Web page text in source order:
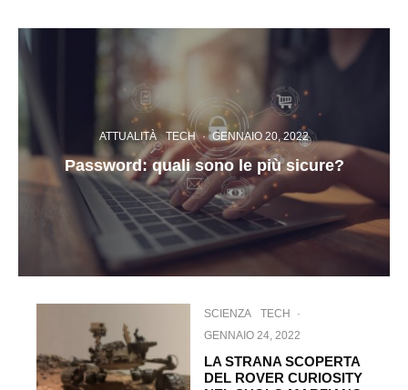
ATTUALITÀ TECH · GENNAIO 20, 2022
Password: quali sono le più sicure?
SCIENZA TECH
·
GENNAIO 24, 2022
LA STRANA SCOPERTA
DEL ROVER CURIOSITY